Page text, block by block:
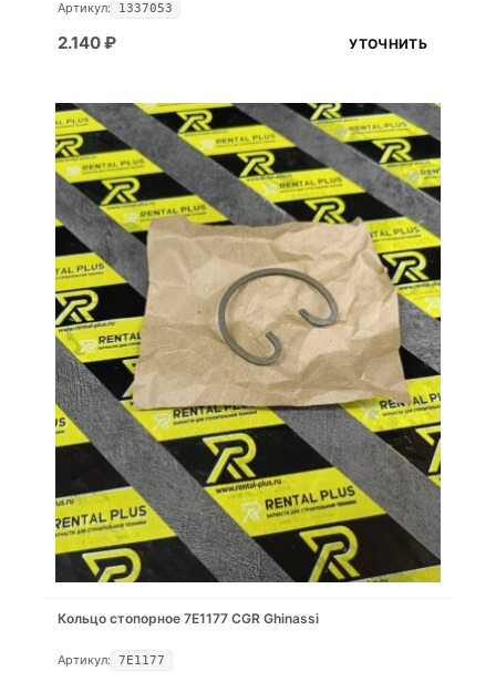
Артикул: 1337053
2.140₽ УТОЧНИТЬ
Кольцо стопорное 7E1177 CGR Ghinassi
Артикул: 7E1177